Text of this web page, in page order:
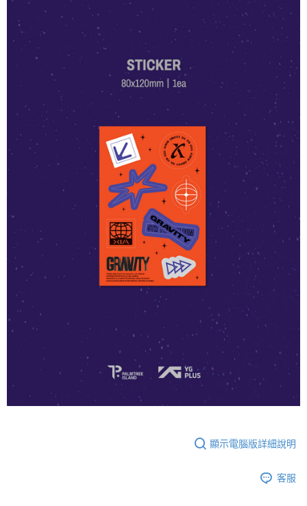
顯示電腦版詳細說明
客服